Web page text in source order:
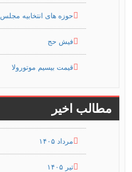
حوزه های انتخابیه مجلس
فیش حج
قیمت بیسیم موتورولا
مطالب اخیر
مرداد ۱۴۰۵
تیر ۱۴۰۵